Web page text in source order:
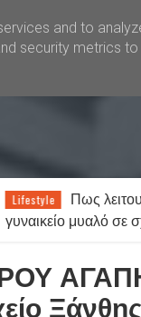
το
με το
and to
security metrics